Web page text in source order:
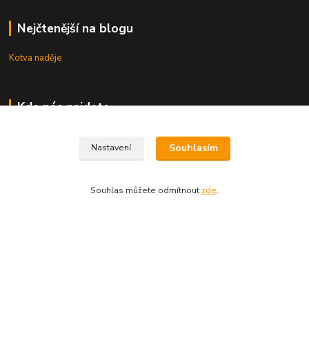
Nejčtenější na blogu
Kotva naděje
Kde nás najdete
Bučovice, Ždánská 906 (sklad)
Nastavení Souhlasím
Souhlas můžete odmítnout zde.